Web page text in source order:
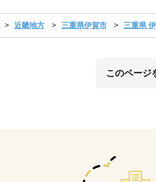
近畿地方 三重県伊賀市 三重県
このページ